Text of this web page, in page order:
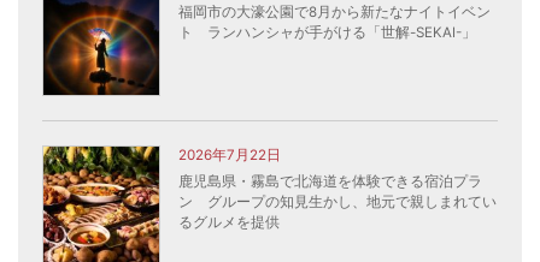
福岡市の大濠公園で8月から新たなナイトイベン
ト ランハンシャが手がける「世解-SEKAI-」
2026年7月22日
鹿児島県・霧島で北海道を体験できる宿泊プラ
ン グループの知見生かし、地元で親しまれてい
るグルメを提供